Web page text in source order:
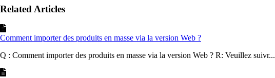
Related Articles
Comment importer des produits en masse via la version Web ?
Q : Comment importer des produits en masse via la version Web ? R: Veuillez suivr...